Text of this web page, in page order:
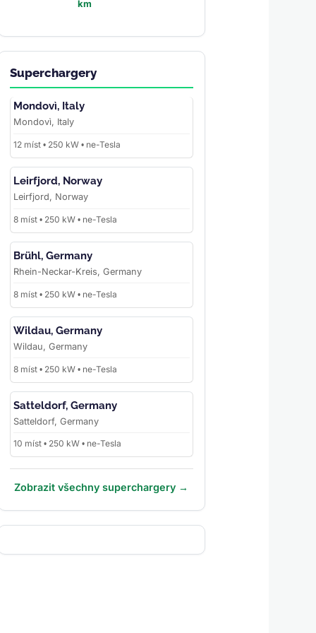
km
Superchargery
Mondovì, Italy
Mondovì, Italy
12 míst • 250 kW • ne-Tesla
Leirfjord, Norway
Leirfjord, Norway
8 míst • 250 kW • ne-Tesla
Brühl, Germany
Rhein-Neckar-Kreis, Germany
8 míst • 250 kW • ne-Tesla
Wildau, Germany
Wildau, Germany
8 míst • 250 kW • ne-Tesla
Satteldorf, Germany
Satteldorf, Germany
10 míst • 250 kW • ne-Tesla
Zobrazit všechny superchargery →